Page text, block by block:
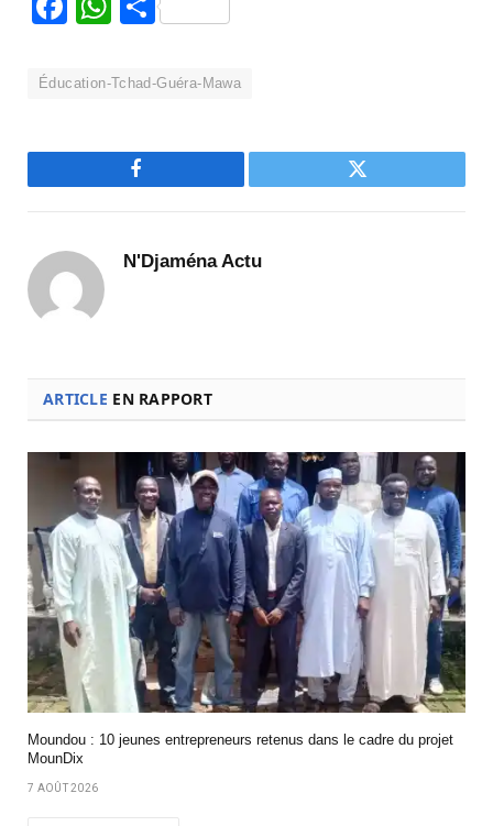
Éducation-Tchad-Guéra-Mawa
Facebook Twitter
N'Djaména Actu
ARTICLE EN RAPPORT
Moundou : 10 jeunes entrepreneurs retenus dans le cadre du projet
MounDix
7 AOÛT 2026